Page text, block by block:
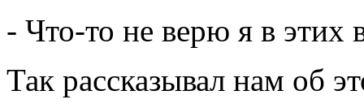
- Что-то не верю я в этих
Так рассказывал нам об